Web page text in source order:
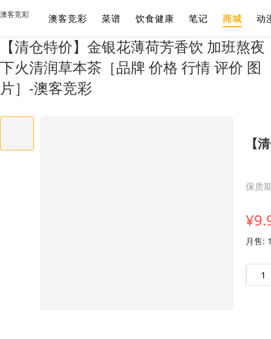
【清仓特价】金银花薄荷芳香饮 加班熬夜
下火清润草本茶［品牌 价格 行情 评价 图
片］-澳客竞彩
澳客竞彩 澳客竞彩 菜谱 饮食健康 笔记 商城 动
【
月售: